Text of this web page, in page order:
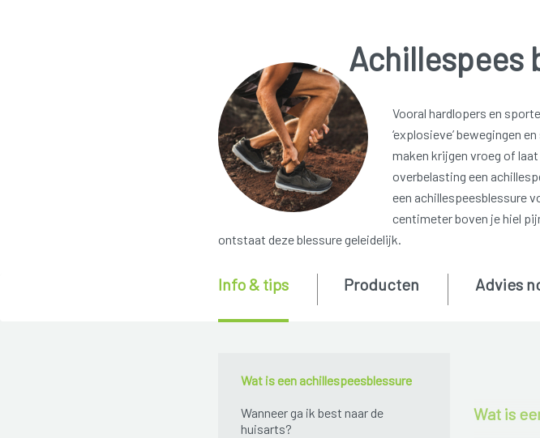
Achillespees
Vooral hardlopers en
‘explosieve’ bewegingen
maken krijgen vroeg of
overbelasting een
een achillespeesblessure
centimeter boven je hiel
ontstaat deze blessure geleidelijk.
Wat is een achillespeesblessure
Wanneer ga ik best naar de
huisarts?
Info & tips Producten Advies
Wat is